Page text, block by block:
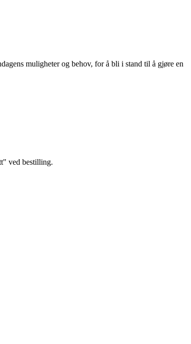
muligheter og behov, for å bli i stand til å gjøre en
ved bestilling.